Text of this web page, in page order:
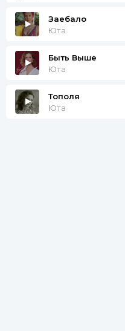
Заебало
Юта
Быть Выше
Юта
Тополя
Юта